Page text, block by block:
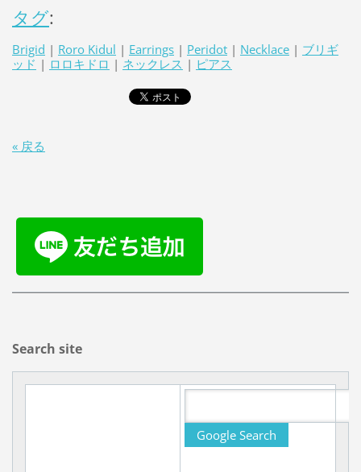
タグ:
Brigid | Roro Kidul | Earrings | Peridot | Necklace | ブリギ
ッド | ロロキドロ | ネックレス | ピアス
« 戻る
Search site